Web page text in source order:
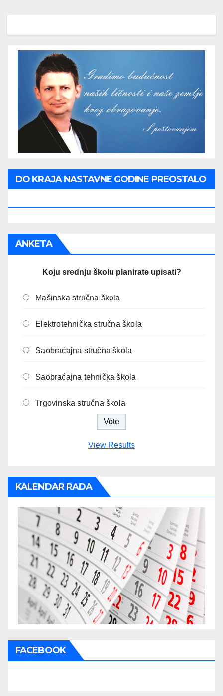
DO KRAJA NASTAVNE GODINE PREOSTALO
ANKETA
Koju srednju školu planirate upisati?
Mašinska stručna škola
Elektrotehnička stručna škola
Saobraćajna stručna škola
Saobraćajna tehnička škola
Trgovinska stručna škola
View Results
KALENDAR RADA
FACEBOOK